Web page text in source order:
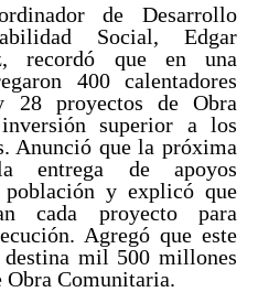
de Desarrollo
Social, Edgar
recordó que en una
400 calentadores
28 proyectos de Obra
superior a los
Anunció que la próxima
entrega de apoyos
y explicó que
cada proyecto para
Agregó que este
mil 500 millones
Obra Comunitaria.